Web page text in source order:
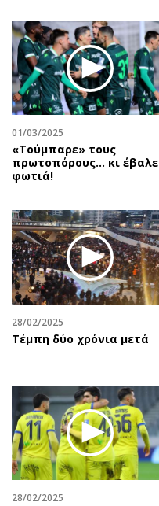
01/03/2025
«Τούμπαρε» τους
πρωτοπόρους… κι έβαλε
φωτιά!
28/02/2025
Τέμπη δύο χρόνια μετά
28/02/2025